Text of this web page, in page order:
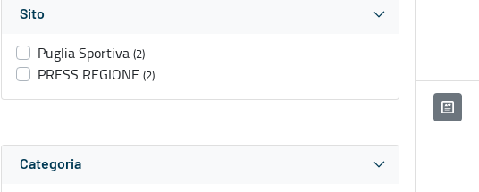
Sito
Puglia Sportiva (2)
PRESS REGIONE (2)
Categoria